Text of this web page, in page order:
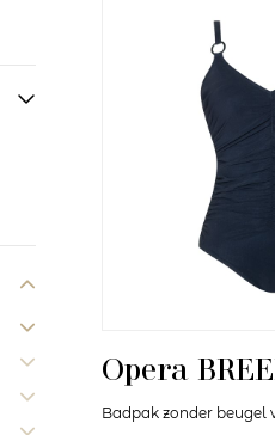
Opera
Badpak zonder beugel